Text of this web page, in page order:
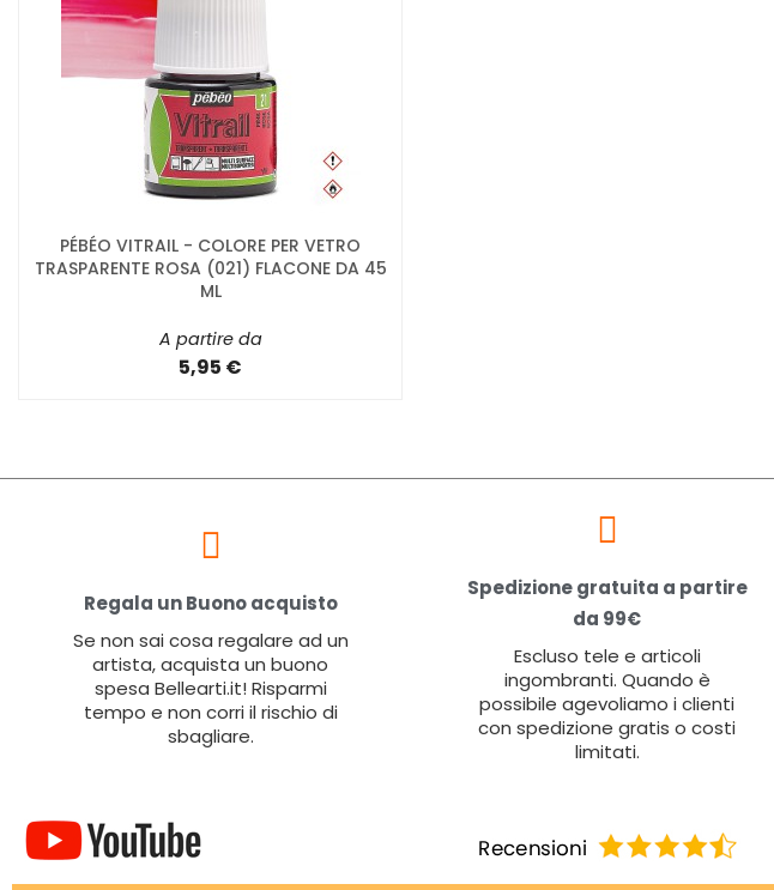
PÉBÉO VITRAIL - COLORE PER VETRO
TRASPARENTE ROSA (021) FLACONE DA 45
ML
A partire da
5,95 €
Regala un Buono acquisto
Se non sai cosa regalare ad un
artista, acquista un buono
spesa Bellearti.it! Risparmi
tempo e non corri il rischio di
sbagliare.
Spedizione gratuita a partire
da 99€
Escluso tele e articoli
ingombranti. Quando è
possibile agevoliamo i clienti
con spedizione gratis o costi
limitati.